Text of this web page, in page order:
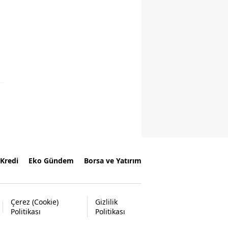
Kredi Eko Gündem Borsa ve Yatırım
Çerez (Cookie)
Politikası
Gizlilik
Politikası